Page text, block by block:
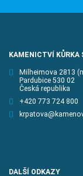
KAMENICTVÍ KŮRKA
Milheimova 2813
Pardubice 530 02
Česká republika
+420 773 724 800
DALŠÍ ODKAZY